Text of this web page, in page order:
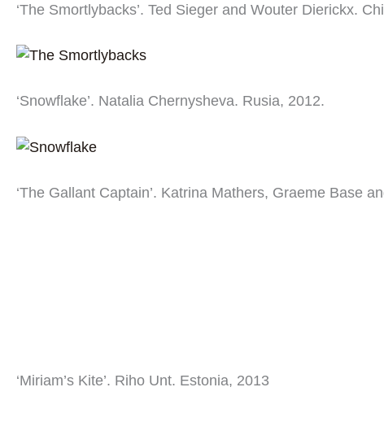
‘The Smortlybacks’. Ted Sieger and Wouter Dierickx.
‘Snowflake’. Natalia Chernysheva. Rusia, 2012.
‘The Gallant Captain’. Katrina Mathers, Graeme Base
‘Miriam’s Kite’. Riho Unt. Estonia, 2013